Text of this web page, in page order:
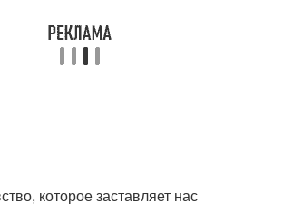
которое заставляет нас